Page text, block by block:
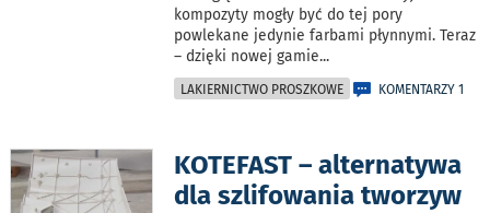
kompozyty mogły być do tej pory
powlekane jedynie farbami płynnymi. Teraz
– dzięki nowej gamie...
LAKIERNICTWO PROSZKOWE KOMENTARZY 1
KOTEFAST – alternatywa
dla szlifowania tworzyw